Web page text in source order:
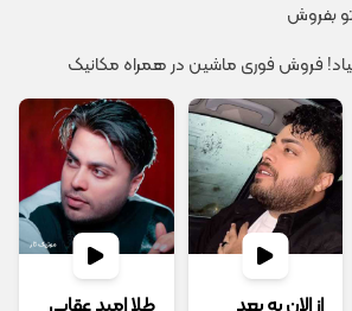
بفروش
فروش فوری ماشین در همراه مکانیک